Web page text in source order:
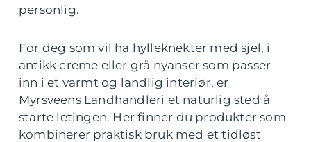
personlig.
For deg som vil ha hylleknekter med sjel, i
antikk creme eller grå nyanser som passer
inn i et varmt og landlig interiør, er
Myrsveens Landhandleri et naturlig sted å
starte letingen. Her finner du produkter som
kombinerer praktisk bruk med et tidløst